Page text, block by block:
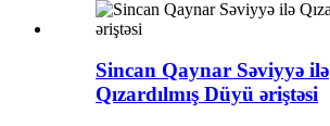
Sincan Qaynar Səviyyə ilə
Qızardılmış Düyü əriştəsi